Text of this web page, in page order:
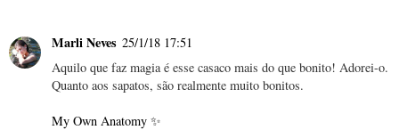
Marli Neves 25/1/18 17:51
Aquilo que faz magia é esse casaco mais do que bonito! Adorei-o.
Quanto aos sapatos, são realmente muito bonitos.
My Own Anatomy ✨